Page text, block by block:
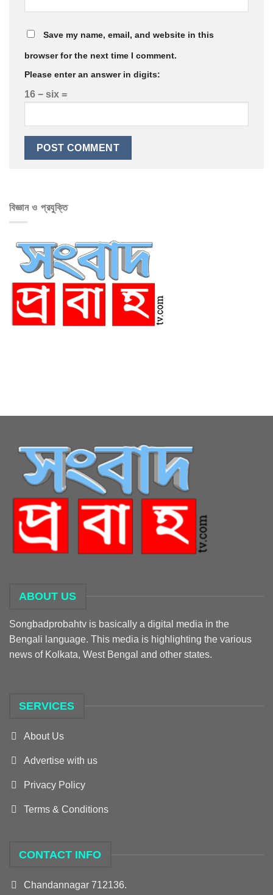
Save my name, email, and website in this
browser for the next time I comment.
Please enter an answer in digits:
16 − six =
বিজ্ঞান ও প্রযুক্তি
ABOUT US
Songbadprobahtv is basically a digital media in the
Bengali language. This media is highlighting the various
news of Kolkata, West Bengal and other states.
SERVICES
About Us
Advertise with us
Privacy Policy
Terms & Conditions
CONTACT INFO
Chandannagar 712136.